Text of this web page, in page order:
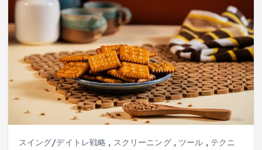
スイング/デイトレ戦略 , スクリーニング, ツール , テクニ